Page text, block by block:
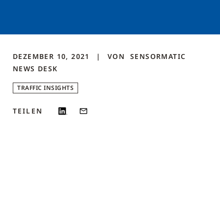
DEZEMBER 10, 2021 VON
SENSORMATIC
NEWS DESK
TRAFFIC INSIGHTS
TEILEN